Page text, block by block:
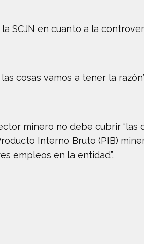
SCJN en cuanto a la
cosas vamos a tener la
minero no debe cubrir “las
Interno Bruto (PIB)
empleos en la entidad”.